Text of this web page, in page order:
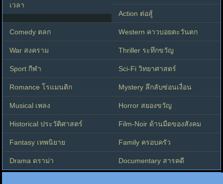
เวลา
Action ต่อสู้
Comedy ตลก Western คาวบอยตะวันตก
War สงคราม Thriller ระทึกขวัญ
Sport กีฬา Sci-Fi วิทยาศาสตร์
Romance โรแมนติก Mystery ลึกลับซ่อนเงื่อน
Musical เพลง Horror สยองขวัญ
Historical ประวัติศาสตร์ Film-Noir ด้านมืดของสังคม
Fantasy เทพนิยาย Family ครอบครัว
Drama ดราม่า Documentary สารคดี